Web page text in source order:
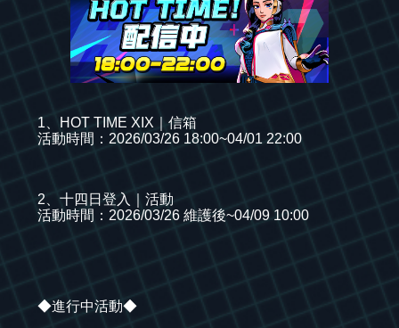
1、HOT TIME XIX｜信箱
活動時間：2026/03/26 18:00~04/01 22:00
2、十四日登入｜活動
活動時間：2026/03/26 維護後~04/09 10:00
◆進行中活動◆